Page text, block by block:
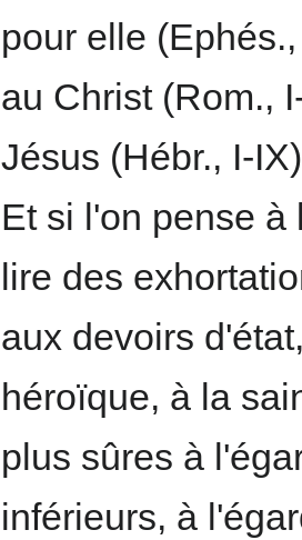
pour elle
au Christ (Rom.,
Jésus (Hébr., I-
Et si l'on pense
lire des
aux devoirs
héroïque, à la
plus sûres à
inférieurs, à